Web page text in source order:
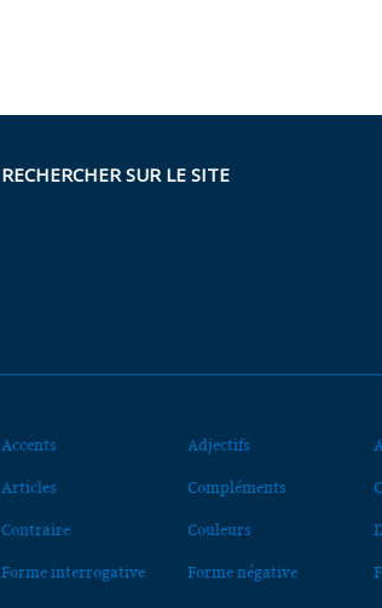
RECHERCHER SUR LE SITE
Accents Adjectifs
Articles Compléments
Contraire Couleurs
Forme interrogative Forme négative